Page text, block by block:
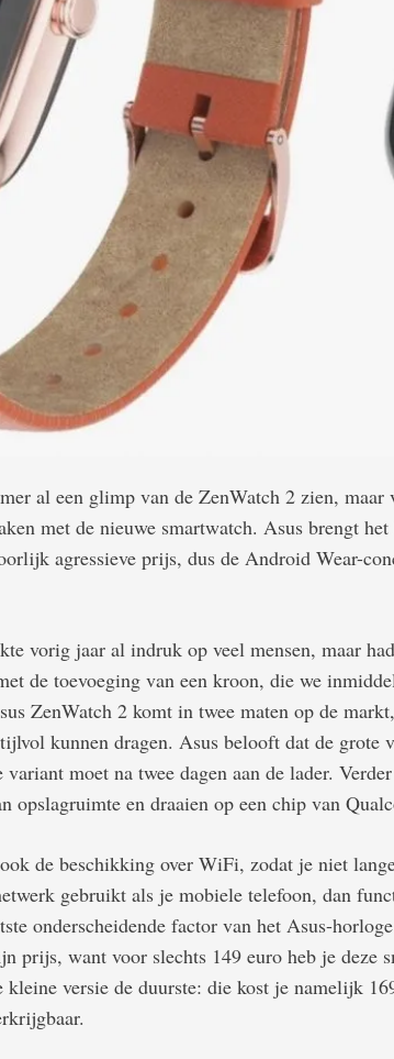
al een glimp van de ZenWatch 2 zien, maar
met de nieuwe smartwatch. Asus brengt
agressieve prijs, dus de Android Wear-
vorig jaar al indruk op veel mensen, maar
de toevoeging van een kroon, die we
ZenWatch 2 komt in twee maten op de
kunnen dragen. Asus belooft dat de grote
moet na twee dagen aan de lader.
opslagruimte en draaien op een chip van
de beschikking over WiFi, zodat je niet
gebruikt als je mobiele telefoon, dan
onderscheidende factor van het Asus-
prijs, want voor slechts 149 euro heb je deze
versie de duurste: die kost je namelijk